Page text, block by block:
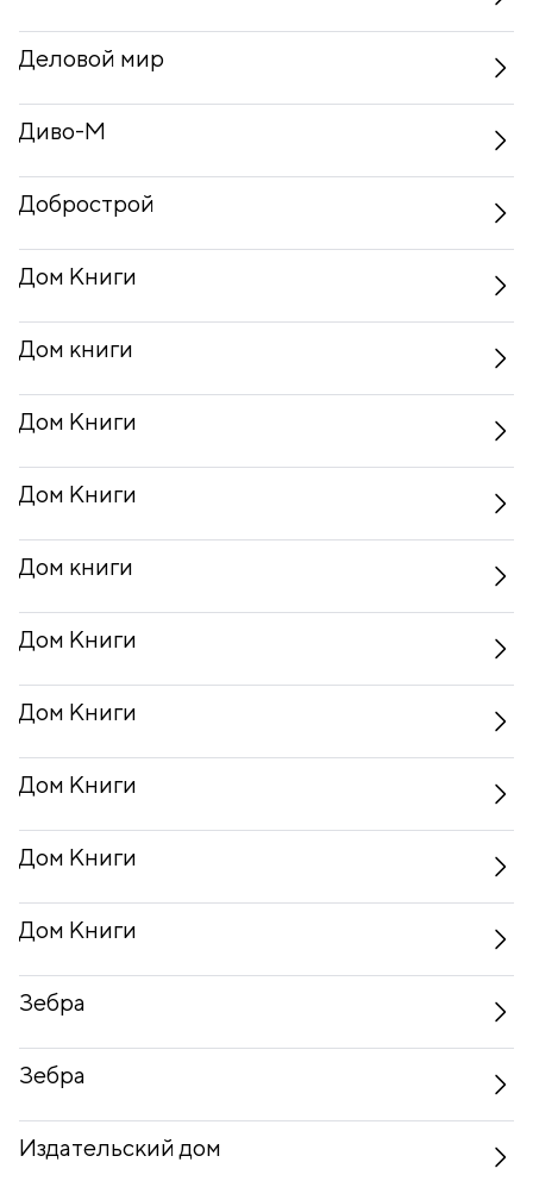
Деловой мир
Диво-М
Добрострой
Дом Книги
Дом книги
Дом Книги
Дом Книги
Дом книги
Дом Книги
Дом Книги
Дом Книги
Дом Книги
Дом Книги
Зебра
Зебра
Издательский дом